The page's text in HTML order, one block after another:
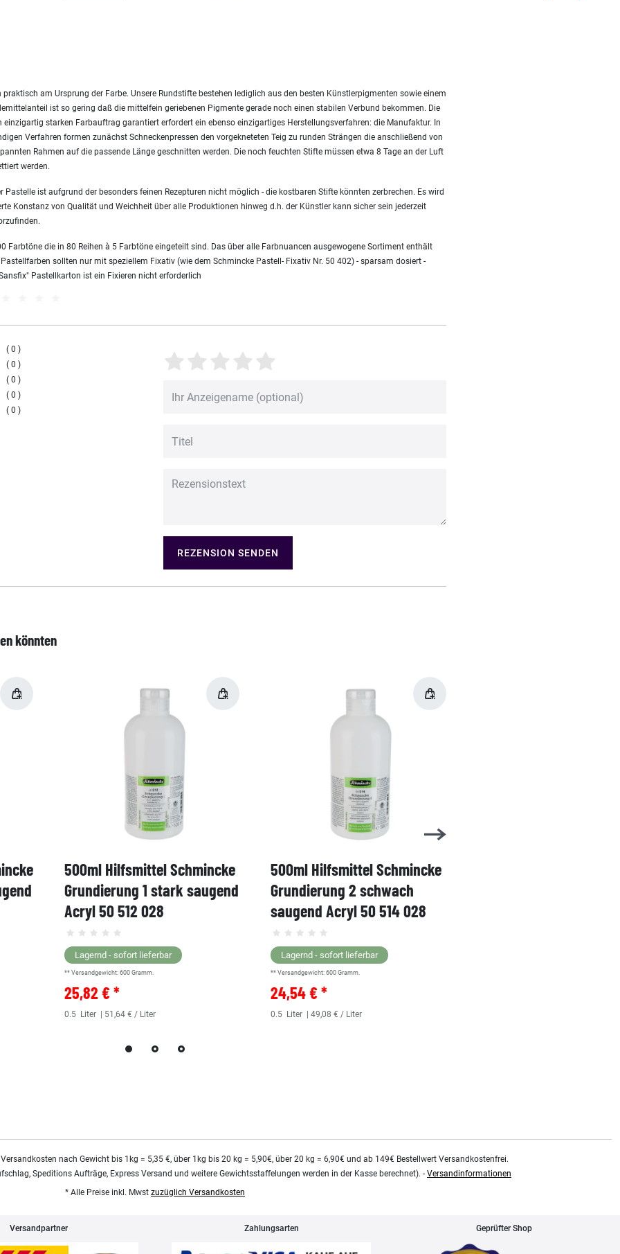
am Ursprung der Farbe. Unsere Rundstifte bestehen lediglich aus den besten Künstlerpigmenten sowie einem
ist so gering daß die mittelfein geriebenen Pigmente gerade noch einen stabilen Verbund bekommen. Die
einzigartig starken Farbauftrag garantiert erfordert ein ebenso einzigartiges Herstellungsverfahren: die Manufaktur. In
Verfahren formen zunächst Schneckenpressen den vorgekneteten Teig zu runden Strängen die anschließend von
Rahmen auf die passende Länge geschnitten werden. Die noch feuchten Stifte müssen etwa 8 Tage an der Luft
werden.
Pastelle ist aufgrund der besonders feinen Rezepturen nicht möglich - die kostbaren Stifte könnten zerbrechen. Es wird
Konstanz von Qualität und Weichheit über alle Produktionen hinweg d.h. der Künstler kann sicher sein jederzeit
Farbtöne die in 80 Reihen à 5 Farbtöne eingeteilt sind. Das über alle Farbnuancen ausgewogene Sortiment enthält
sollten nur mit speziellem Fixativ (wie dem Schmincke Pastell- Fixativ Nr. 50 402) - sparsam dosiert -
Pastellkarton ist ein Fixieren nicht erforderlich
0
0
0
0
0
REZENSION SENDEN
könnten
500ml Hilfsmittel Schmincke
Grundierung 1 stark saugend
Acryl 50 512 028
Lagernd - sofort lieferbar
** Versandgewicht: 600 Gramm.
25,82 € *
0.5 Liter | 51,64 € / Liter
500ml Hilfsmittel Schmincke
Grundierung 2 schwach
saugend Acryl 50 514 028
Lagernd - sofort lieferbar
** Versandgewicht:600 Gramm.
24,54 € *
0.5 Liter | 49,08 € / Liter
nach Gewicht bis 1kg = 5,35 €, über 1kg bis 20 kg = 5,90€, über 20 kg = 6,90€ und ab 149€ Bestellwert Versandkostenfrei.
Speditions Aufträge, Express Versand und weitere Gewichtsstaffelungen werden in der Kasse berechnet). - Versandinformationen
* Alle Preise inkl. Mwst zuzüglich Versandkosten
Versandpartner Zahlungsarten Geprüfter Shop